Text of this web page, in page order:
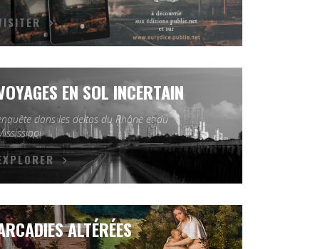
EN SOL INCERTAIN
dans les deltas du Rhône et du
ALTÉRÉES